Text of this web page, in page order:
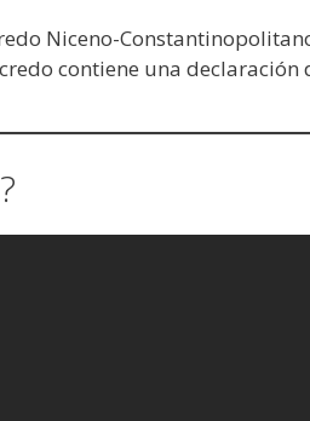
Niceno-
contiene una declaración